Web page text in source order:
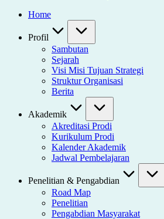
Home
Profil
Sambutan
Sejarah
Visi Misi Tujuan Strategi
Struktur Organisasi
Berita
Akademik
Akreditasi Prodi
Kurikulum Prodi
Kalender Akademik
Jadwal Pembelajaran
Penelitian & Pengabdian
Road Map
Penelitian
Pengabdian Masyarakat